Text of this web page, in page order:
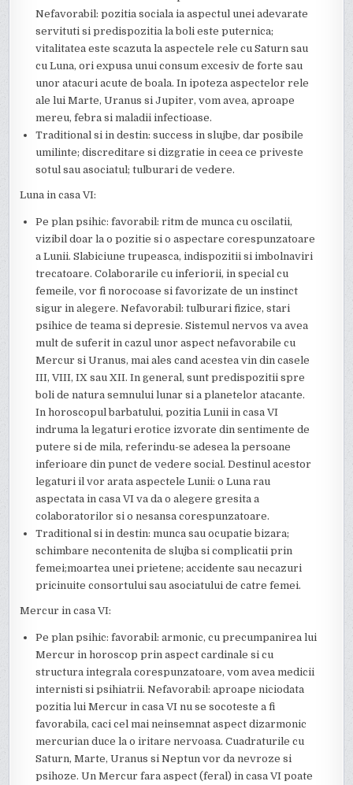
Nefavorabil: pozitia sociala ia aspectul unei adevarate
servituti si predispozitia la boli este puternica;
vitalitatea este scazuta la aspectele rele cu Saturn sau
cu Luna, ori expusa unui consum excesiv de forte sau
unor atacuri acute de boala. In ipoteza aspectelor rele
ale lui Marte, Uranus si Jupiter, vom avea, aproape
mereu, febra si maladii infectioase.
Traditional si in destin: success in slujbe, dar posibile
umilinte; discreditare si dizgratie in ceea ce priveste
sotul sau asociatul; tulburari de vedere.
Luna in casa VI:
Pe plan psihic: favorabil: ritm de munca cu oscilatii,
vizibil doar la o pozitie si o aspectare corespunzatoare
a Lunii. Slabiciune trupeasca, indispozitii si imbolnaviri
trecatoare. Colaborarile cu inferiorii, in special cu
femeile, vor fi norocoase si favorizate de un instinct
sigur in alegere. Nefavorabil: tulburari fizice, stari
psihice de teama si depresie. Sistemul nervos va avea
mult de suferit in cazul unor aspect nefavorabile cu
Mercur si Uranus, mai ales cand acestea vin din casele
III, VIII, IX sau XII. In general, sunt predispozitii spre
boli de natura semnului lunar si a planetelor atacante.
In horoscopul barbatului, pozitia Lunii in casa VI
indruma la legaturi erotice izvorate din sentimente de
putere si de mila, referindu-se adesea la persoane
inferioare din punct de vedere social. Destinul acestor
legaturi il vor arata aspectele Lunii: o Luna rau
aspectata in casa VI va da o alegere gresita a
colaboratorilor si o nesansa corespunzatoare.
Traditional si in destin: munca sau ocupatie bizara;
schimbare necontenita de slujba si complicatii prin
femei;moartea unei prietene; accidente sau necazuri
pricinuite consortului sau asociatului de catre femei.
Mercur in casa VI:
Pe plan psihic: favorabil: armonic, cu precumpanirea lui
Mercur in horoscop prin aspect cardinale si cu
structura integrala corespunzatoare, vom avea medicii
internisti si psihiatrii. Nefavorabil: aproape niciodata
pozitia lui Mercur in casa VI nu se socoteste a fi
favorabila, caci cel mai neinsemnat aspect dizarmonic
mercurian duce la o iritare nervoasa. Cuadraturile cu
Saturn, Marte, Uranus si Neptun vor da nevroze si
psihoze. Un Mercur fara aspect (feral) in casa VI poate